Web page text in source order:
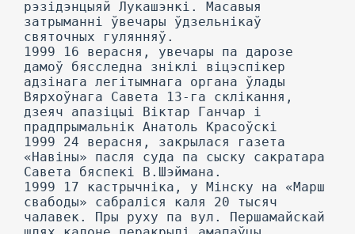
рэзідэнцыяй Лукашэнкі. Масавыя
затрыманні ўвечары ўдзельнікаў
святочных гулянняў.
1999 16 верасня, увечары па дарозе
дамоў бясследна зніклі віцэспікер
адзінага легітымнага органа ўлады
Вярхоўнага Савета 13-га склікання,
дзеяч апазіцыі Віктар Ганчар і
прадпрымальнік Анатоль Красоўскі
1999 24 верасня, закрылася газета
«Навіны» пасля суда па сыску сакратара
Савета бяспекі В.Шэймана.
1999 17 кастрычніка, у Мінску на «Марш
свабоды» сабраліся каля 20 тысяч
чалавек. Пры руху па вул. Першамайскай